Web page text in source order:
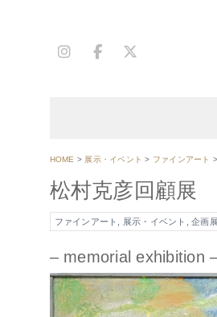
HOME > 展示・イベント > ファインアート >
松村克彦回顧展
ファインアート 展示・イベント ,企画展
– memorial exhibition